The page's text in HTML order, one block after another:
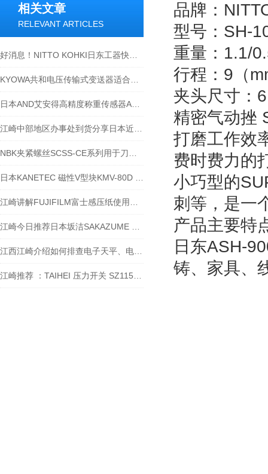
相关文章
RELEVANT ARTICLES
品牌：
型号：SH-
重量：1.1/
行程：9（
夹头尺寸：
精密气动挫
打磨工作效
费时费力的
小巧型的
刺等，是一
产品主要特
日东ASH-
铸、家具、